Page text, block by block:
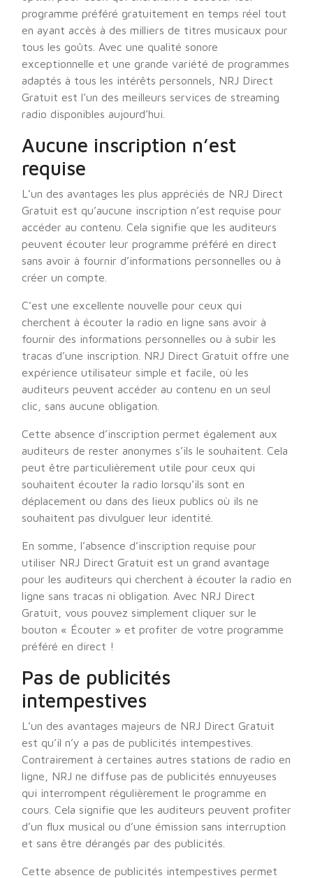
programme préféré gratuitement en temps réel tout
en ayant accès à des milliers de titres musicaux pour
tous les goûts. Avec une qualité sonore
exceptionnelle et une grande variété de programmes
adaptés à tous les intérêts personnels, NRJ Direct
Gratuit est l’un des meilleurs services de streaming
radio disponibles aujourd’hui.
Aucune inscription n’est
requise
L’un des avantages les plus appréciés de NRJ Direct
Gratuit est qu’aucune inscription n’est requise pour
accéder au contenu. Cela signifie que les auditeurs
peuvent écouter leur programme préféré en direct
sans avoir à fournir d’informations personnelles ou à
créer un compte.
C’est une excellente nouvelle pour ceux qui
cherchent à écouter la radio en ligne sans avoir à
fournir des informations personnelles ou à subir les
tracas d’une inscription. NRJ Direct Gratuit offre une
expérience utilisateur simple et facile, où les
auditeurs peuvent accéder au contenu en un seul
clic, sans aucune obligation.
Cette absence d’inscription permet également aux
auditeurs de rester anonymes s’ils le souhaitent. Cela
peut être particulièrement utile pour ceux qui
souhaitent écouter la radio lorsqu’ils sont en
déplacement ou dans des lieux publics où ils ne
souhaitent pas divulguer leur identité.
En somme, l’absence d’inscription requise pour
utiliser NRJ Direct Gratuit est un grand avantage
pour les auditeurs qui cherchent à écouter la radio en
ligne sans tracas ni obligation. Avec NRJ Direct
Gratuit, vous pouvez simplement cliquer sur le
bouton « Écouter » et profiter de votre programme
préféré en direct !
Pas de publicités
intempestives
L’un des avantages majeurs de NRJ Direct Gratuit
est qu’il n’y a pas de publicités intempestives.
Contrairement à certaines autres stations de radio en
ligne, NRJ ne diffuse pas de publicités ennuyeuses
qui interrompent régulièrement le programme en
cours. Cela signifie que les auditeurs peuvent profiter
d’un flux musical ou d’une émission sans interruption
et sans être dérangés par des publicités.
Cette absence de publicités intempestives permet